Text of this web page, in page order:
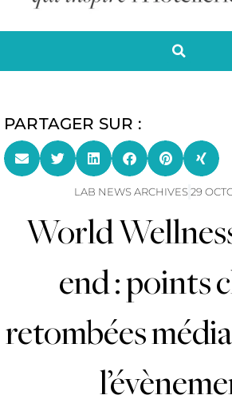
PARTAGER SUR :
LAB NEWS ARCHIVES29
World
end : points
retombées